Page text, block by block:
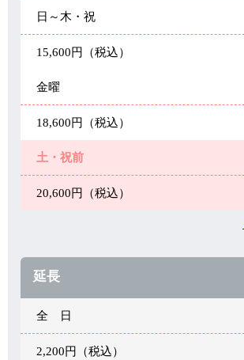
日～木・祝
15,600円（税込）
金曜
18,600円（税込）
土・祝前
20,600円（税込）
延長
全 日
2,200円（税込）